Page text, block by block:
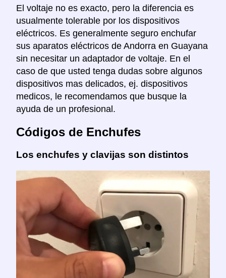
El voltaje no es exacto, pero la diferencia es
usualmente tolerable por los dispositivos
eléctricos. Es generalmente seguro enchufar
sus aparatos eléctricos de Andorra en Guayana
sin necesitar un adaptador de voltaje. En el
caso de que usted tenga dudas sobre algunos
dispositivos mas delicados, ej. dispositivos
medicos, le recomendamos que busque la
ayuda de un profesional.
Códigos de Enchufes
Los enchufes y clavijas son distintos